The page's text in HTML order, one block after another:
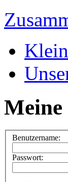
Meine
Benutzername:
Passwort: